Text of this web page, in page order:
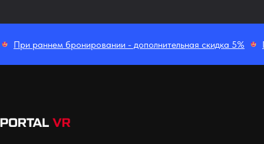
При раннем бронировании - дополнительная скидка 5%